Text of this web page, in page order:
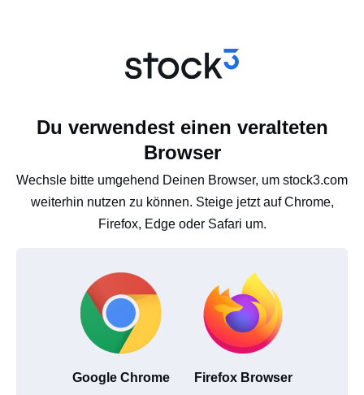
Du verwendest einen veralteten
Browser
Wechsle bitte umgehend Deinen Browser, um stock3.com
weiterhin nutzen zu können. Steige jetzt auf Chrome,
Firefox, Edge oder Safari um.
Google Chrome Firefox Browser